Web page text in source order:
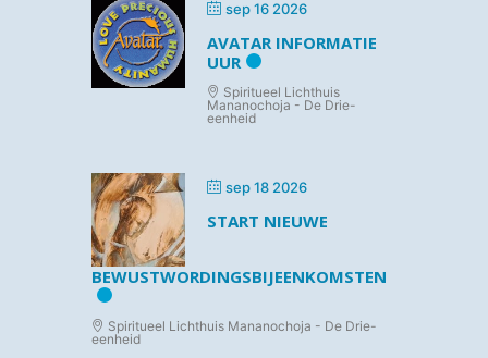
sep 16 2026
AVATAR INFORMATIE
UUR
Spiritueel Lichthuis
Mananochoja - De Drie-
eenheid
sep 18 2026
START NIEUWE
BEWUSTWORDINGSBIJEENKOMSTEN
Spiritueel Lichthuis Mananochoja - De Drie-
eenheid